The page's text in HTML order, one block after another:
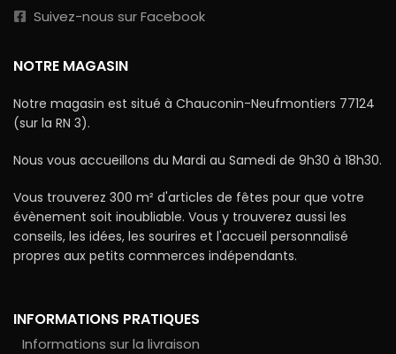
Suivez-nous sur Facebook
NOTRE MAGASIN
Notre magasin est situé à Chauconin-Neufmontiers 77124
(sur la RN 3).
Nous vous accueillons du Mardi au Samedi de 9h30 à 18h30.
Vous trouverez 300 m² d'articles de fêtes pour que votre
évènement soit inoubliable. Vous y trouverez aussi les
conseils, les idées, les sourires et l'accueil personnalisé
propres aux petits commerces indépendants.
INFORMATIONS PRATIQUES
Informations sur la livraison